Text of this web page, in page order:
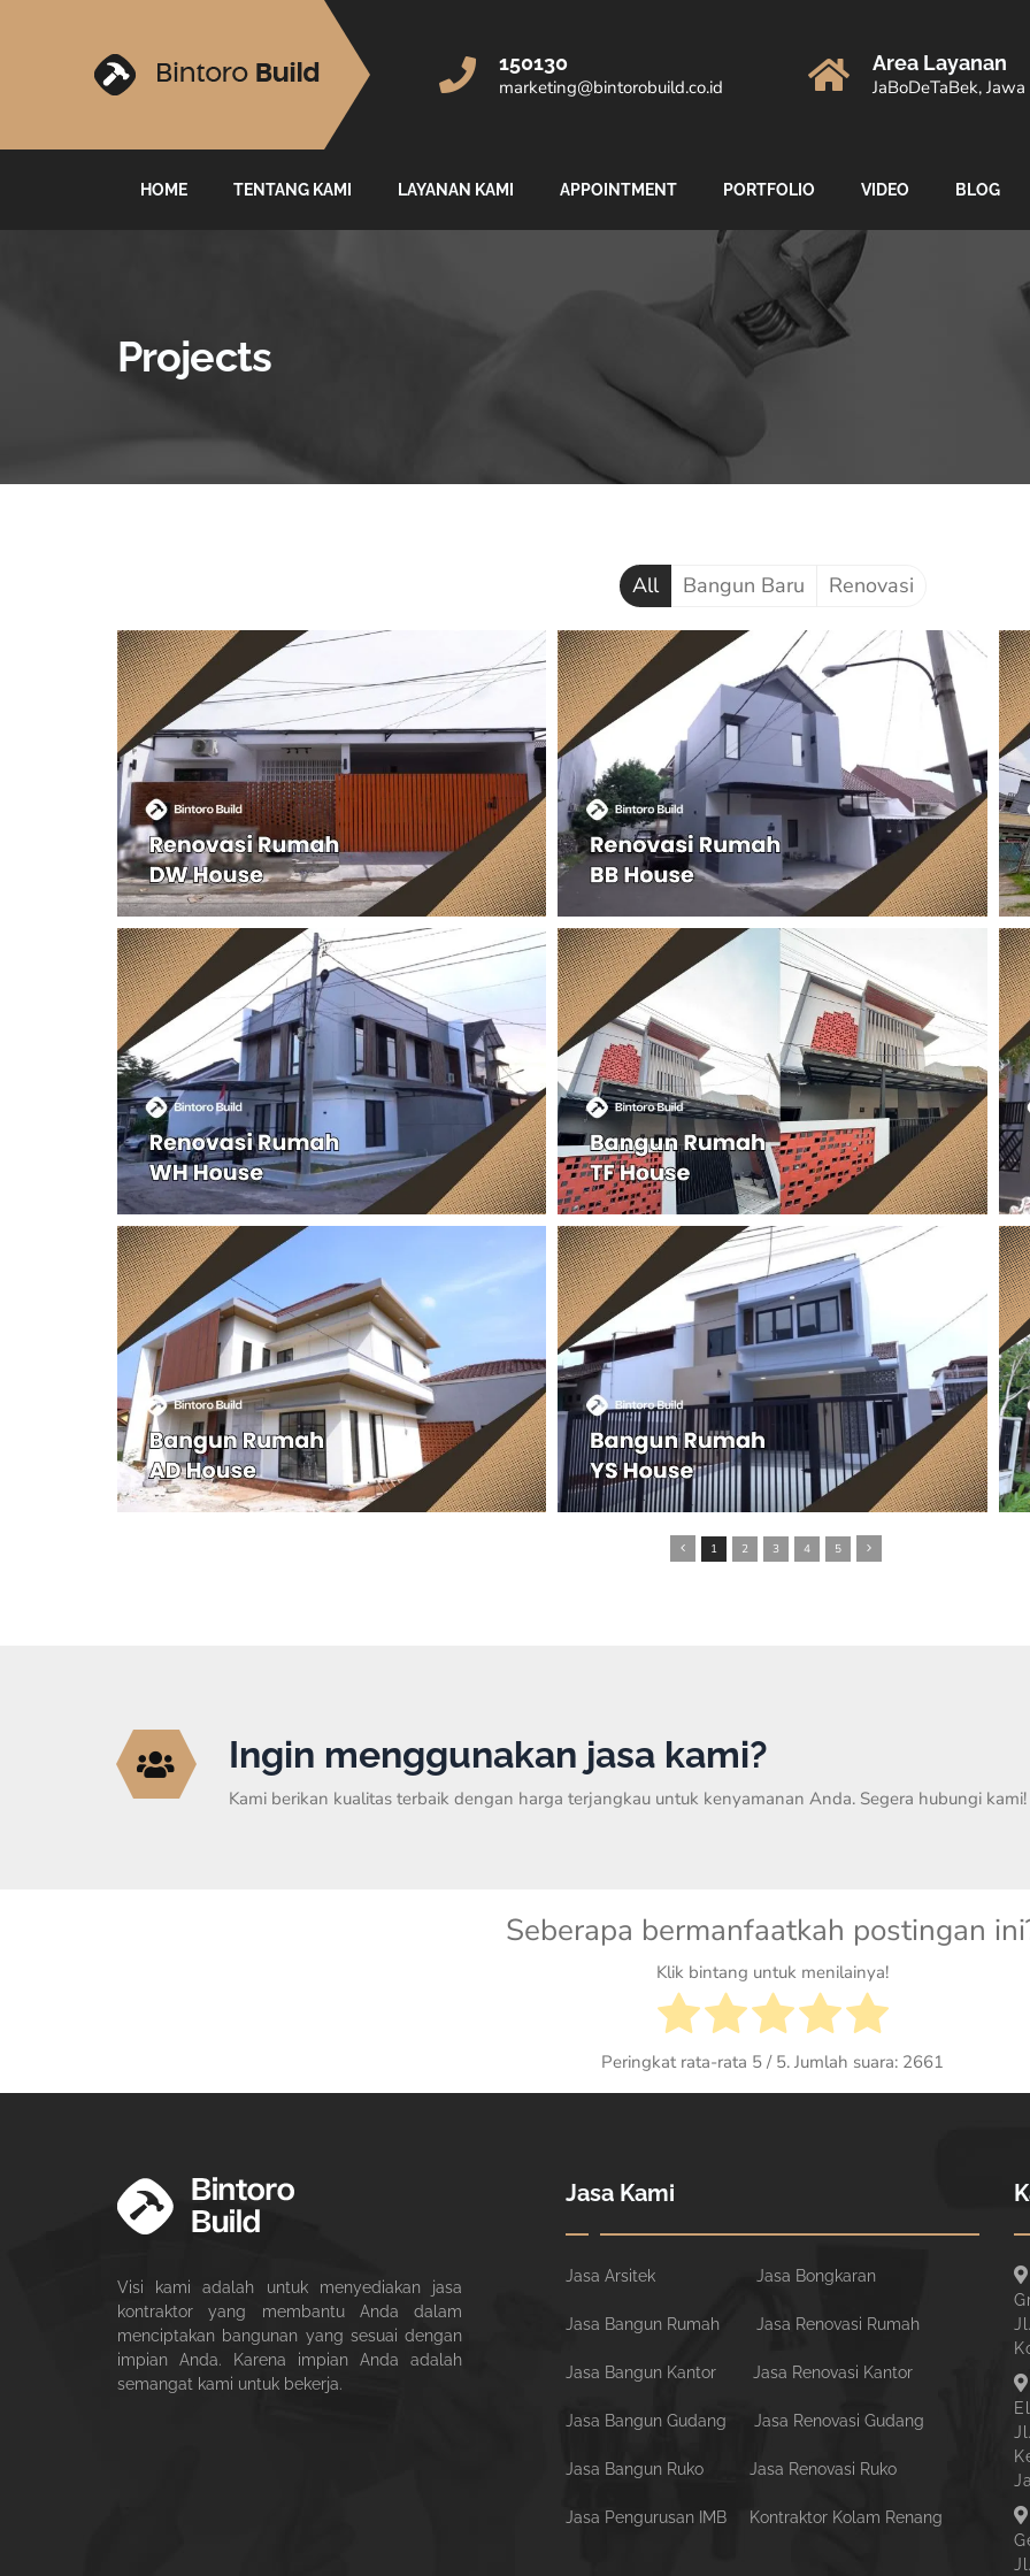
150130
marketing@bintorobuild.co.id
Area Layanan
JaBoDeTaBek,
HOME TENTANG KAMI LAYANAN KAMI APPOINTMENT PORTFOLIO VIDEO BLOG
Projects
All Bangun Baru Renovasi
Project 140 – Renovasi Mr. DW
House – Cipinang
Renovasi Rumah Mr. DW House di Cipinang, Jakarta
Timur
Project 139 – Renovasi Mr. BB
House – Pamulang
Renovasi Rumah Mr. BB House di Pamulang, Tangerang
Selatan
Project 137 – Renovasi Rumah
Mr. WH House – Bandung
Renovasi Rumah Mr. WH House di Buahbatu, Bandung
Project 136 – Bangun Rumah Mr.
TF House – Depok
Rumah satu lantai ini tampil mencolok dengan desain
modern yang berani menggunakan aksen terracotta
(bata merah berongga) sebagai elemen utama.
Kombinasi warna abu-abu, putih, dan bata merah
menciptakan kontras yang dinamis dan unik pada
fasad. Perpaduan dinding bertekstur dan grill vertikal
memberikan estetika yang fungsional dan eye-
catching.
Project 134 – Bangun Rumah Ms.
AD House – Bekasi
Rumah dua lantai ini mengusung gaya modern dengan
sentuhan minimalis, menonjolkan kombinasi fasad
putih bersih dan aksen kayu horizontal yang hangat.
Atap berwarna cokelat bata menambah kesan klasik
pada desain kontemporernya, menjadikannya hunian
yang stylish dan nyaman.
Project 133 – Bangun Rumah Mr.
YS House – Depok
Rumah minimalis modern dua lantai ini menonjolkan
fasad yang bersih dengan dominasi warna netral,
memberikan kesan elegan dan kontemporer.
1 2 3 4 5
Ingin menggunakan jasa kami?
Kami berikan kualitas terbaik dengan harga terjangkau untuk kenyamanan Anda. Segera hubungi kami!
Seberapa bermanfaatkah postingan
Klik bintang untuk menilainya!
Peringkat rata-rata 5 / 5. Jumlah suara: 2661
Visi kami adalah untuk menyediakan jasa
kontraktor yang membantu Anda dalam
menciptakan bangunan yang sesuai dengan
impian Anda. Karena impian Anda adalah
semangat kami untuk bekerja.
Jasa Kami
Jasa Arsitek Jasa Bongkaran
Jasa Bangun Rumah Jasa Renovasi Rumah
Jasa Bangun Kantor Jasa Renovasi Kantor
Jasa Bangun Gudang Jasa Renovasi Gudang
Jasa Bangun Ruko Jasa Renovasi Ruko
Jasa Pengurusan IMB Kontraktor Kolam Renang